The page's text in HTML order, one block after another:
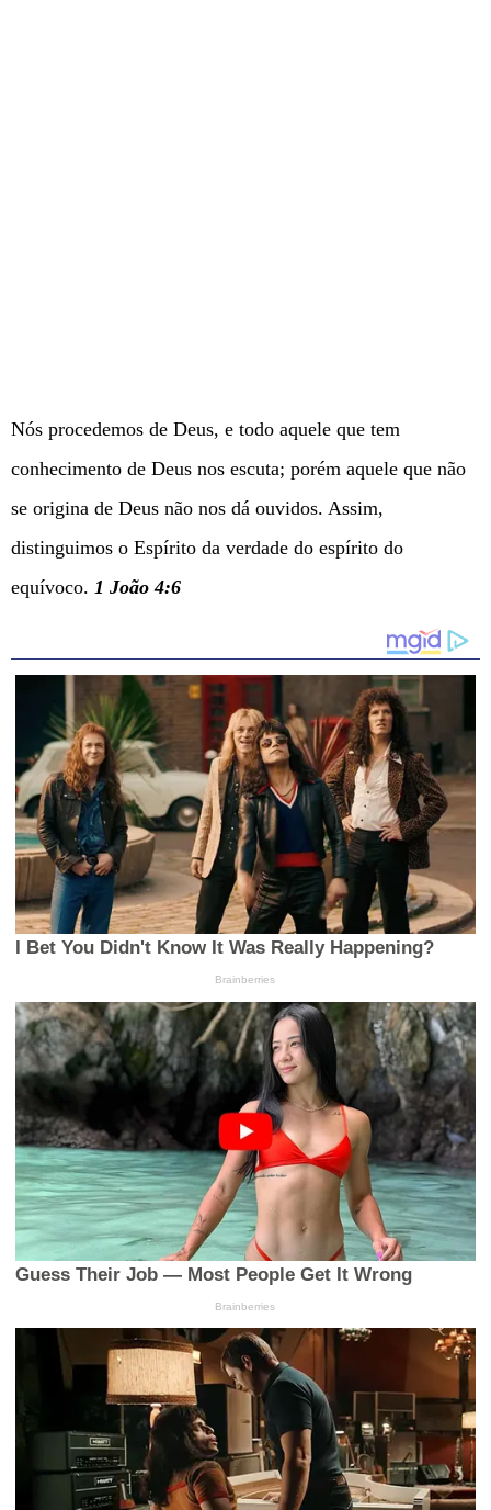
Nós procedemos de Deus, e todo aquele que tem
conhecimento de Deus nos escuta; porém aquele que não
se origina de Deus não nos dá ouvidos. Assim,
distinguimos o Espírito da verdade do espírito do
equívoco. 1 João 4:6